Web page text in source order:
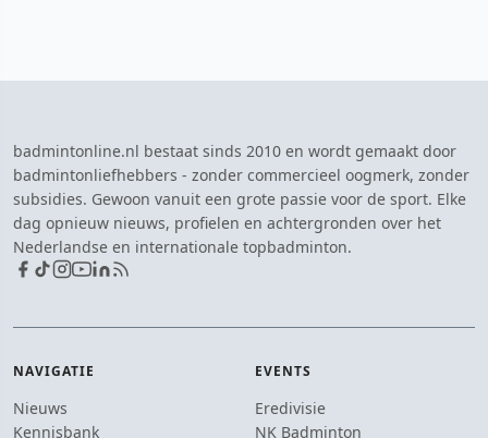
badmintonline.nl bestaat sinds 2010 en wordt gemaakt door
badmintonliefhebbers - zonder commercieel oogmerk, zonder
subsidies. Gewoon vanuit een grote passie voor de sport. Elke
dag opnieuw nieuws, profielen en achtergronden over het
Nederlandse en internationale topbadminton.
NAVIGATIE
Nieuws
Kennisbank
EVENTS
Eredivisie
NK Badminton